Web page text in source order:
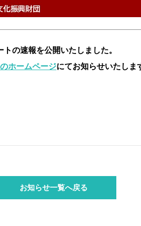
の速報を公開いたしました。
ホームページにてお知らせいたしま
お知らせ一覧へ戻る